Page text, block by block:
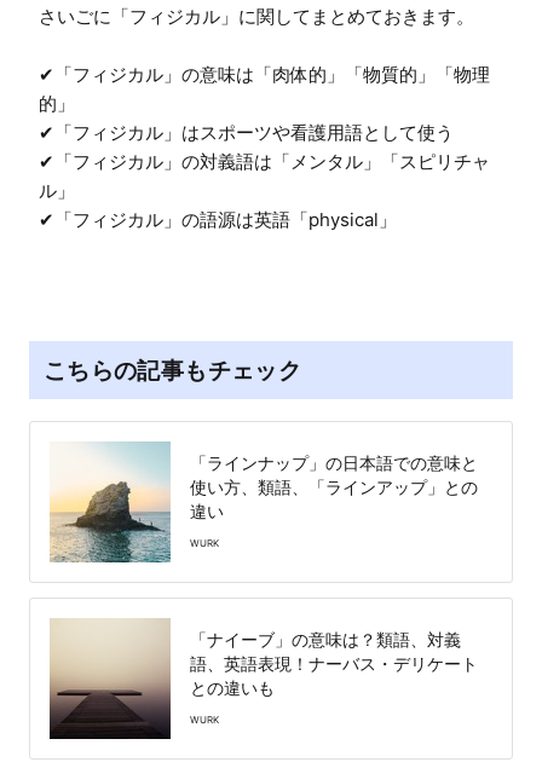
さいごに「フィジカル」に関してまとめておきます。
✔「フィジカル」の意味は「肉体的」「物質的」「物理
的」
✔「フィジカル」はスポーツや看護用語として使う
✔「フィジカル」の対義語は「メンタル」「スピリチャ
ル」
こちらの記事もチェック
「ラインナップ」の日本語での意味と
使い方、類語、「ラインアップ」との
違い
WURK
「ナイーブ」の意味は？類語、対義
語、英語表現！ナーバス・デリケート
との違いも
WURK